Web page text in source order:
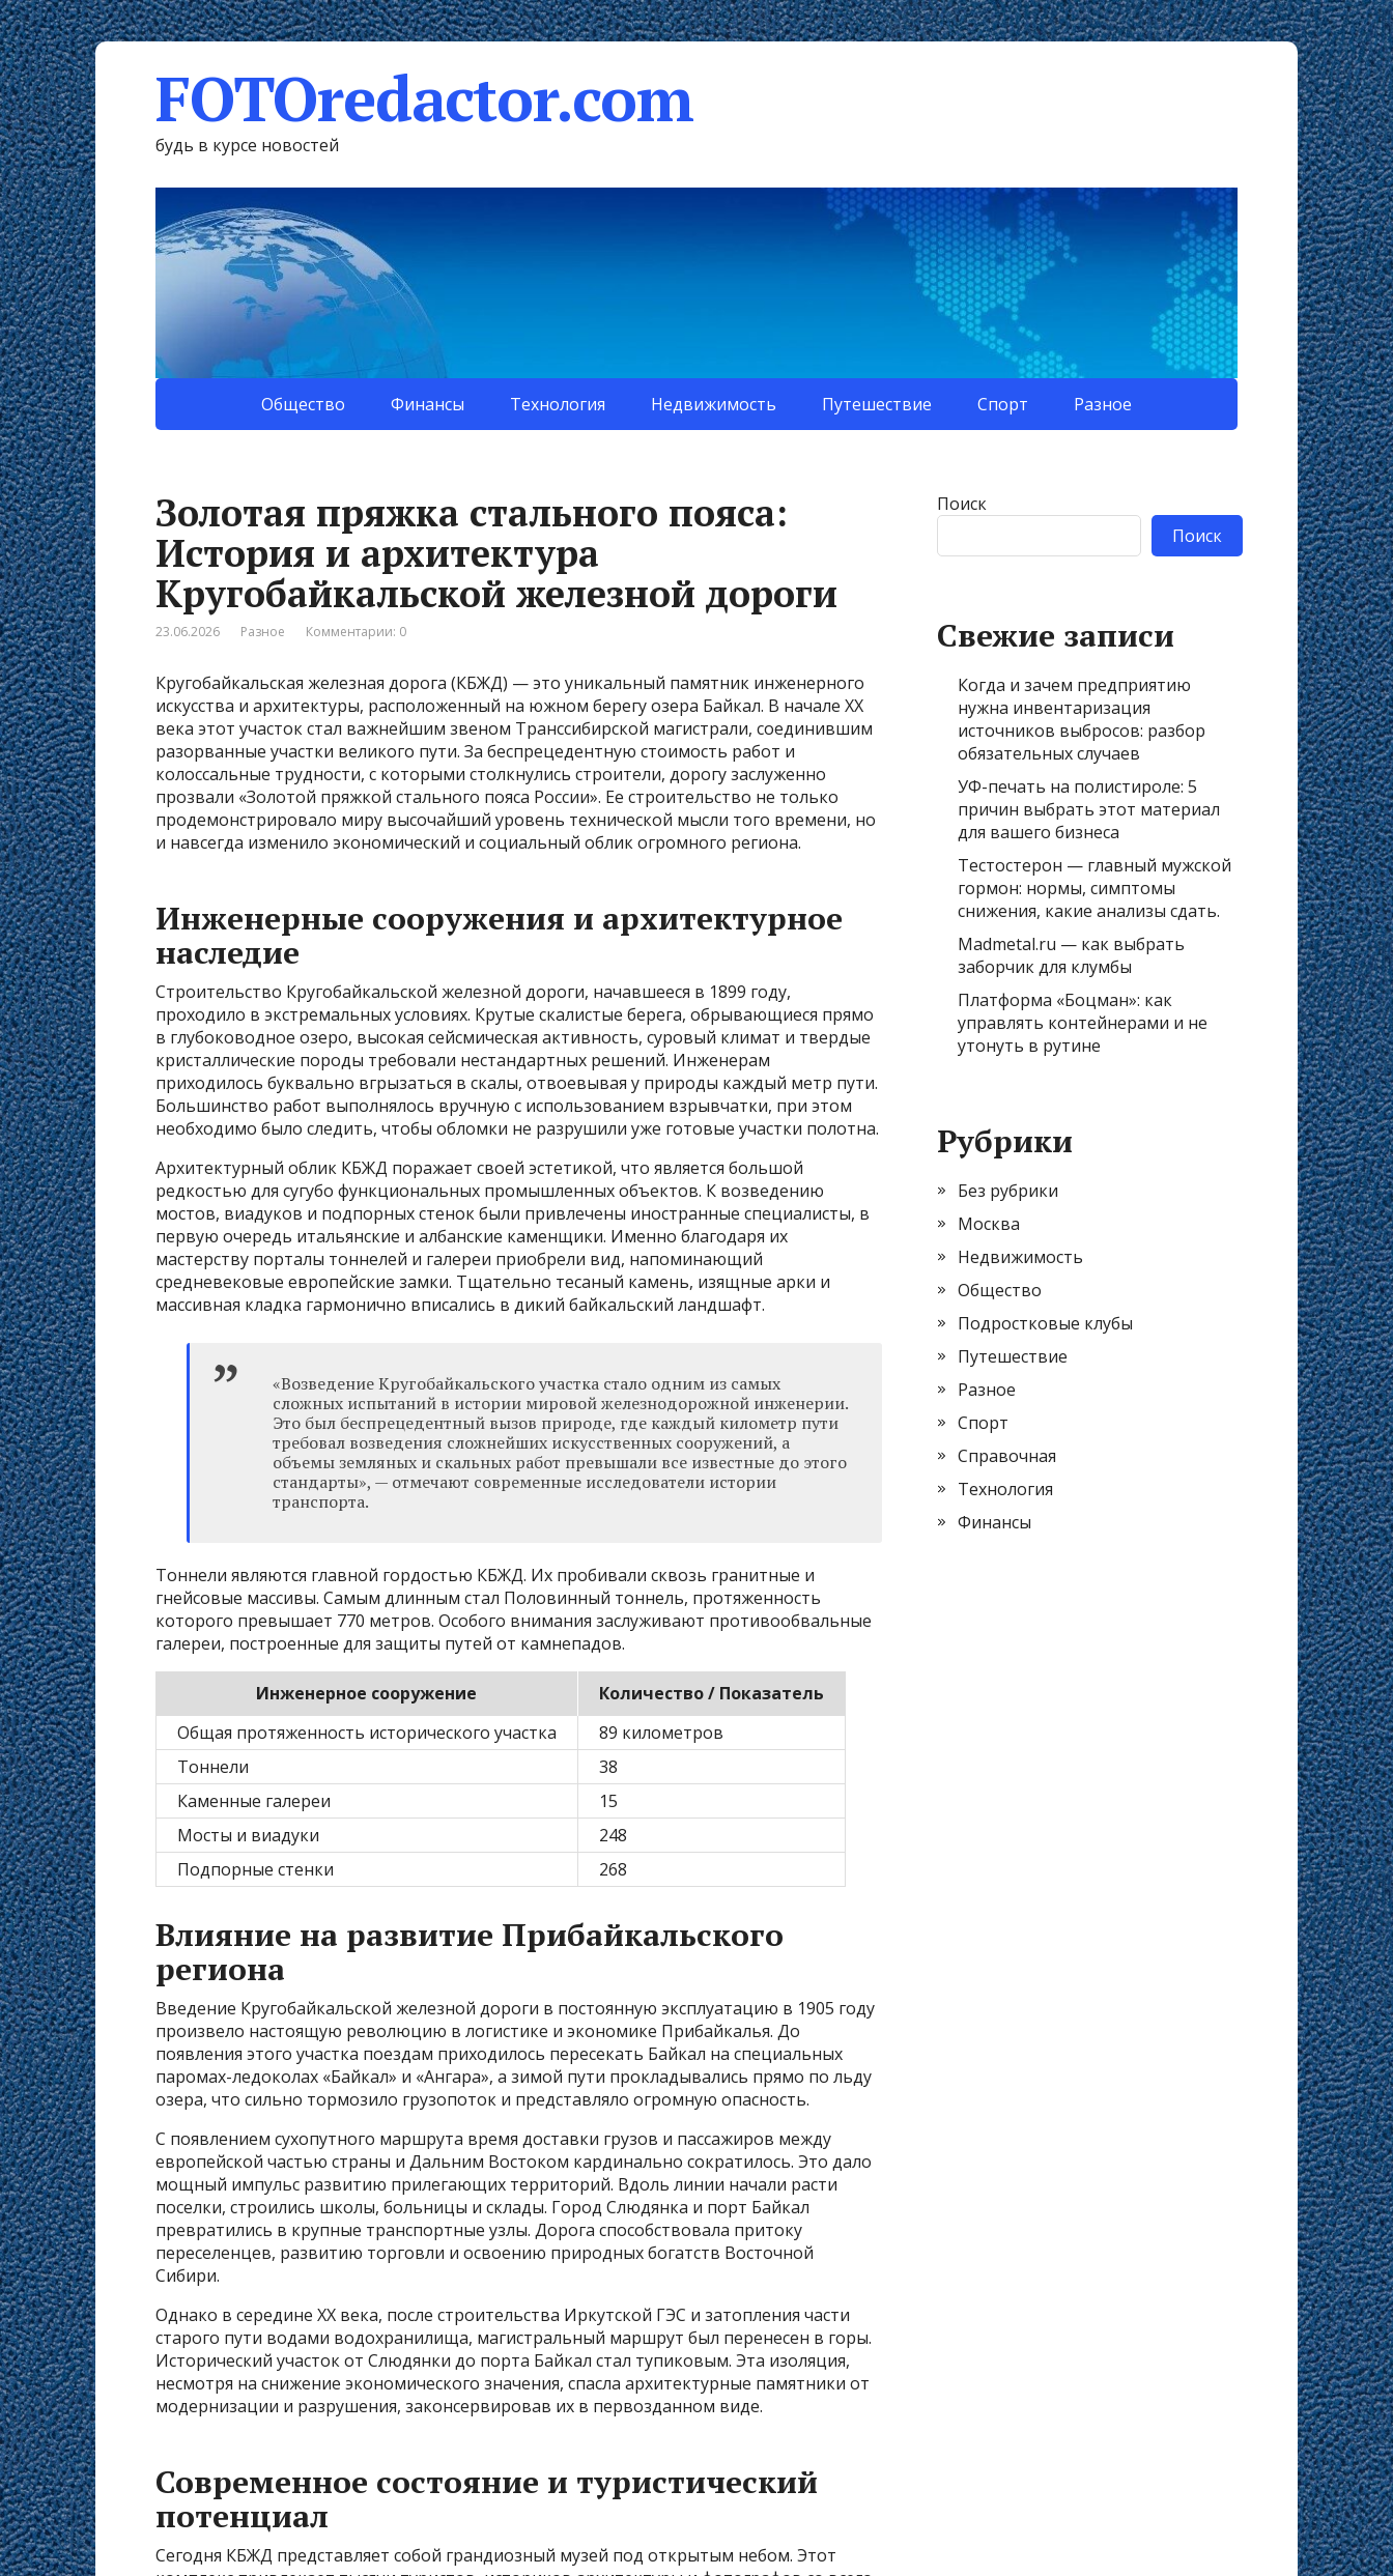
FOTOredactor.com
будь в курсе новостей
Общество Финансы Технология Недвижимость Путешествие Спорт Разное
Золотая пряжка стального пояса:
История и архитектура
Кругобайкальской железной дороги
23.06.2026 Разное Комментарии: 0
Кругобайкальская железная дорога (КБЖД) — это уникальный памятник инженерного
искусства и архитектуры, расположенный на южном берегу озера Байкал. В начале XX
века этот участок стал важнейшим звеном Транссибирской магистрали, соединившим
разорванные участки великого пути. За беспрецедентную стоимость работ и
колоссальные трудности, с которыми столкнулись строители, дорогу заслуженно
прозвали «Золотой пряжкой стального пояса России». Ее строительство не только
продемонстрировало миру высочайший уровень технической мысли того времени, но
и навсегда изменило экономический и социальный облик огромного региона.
Инженерные сооружения и архитектурное
наследие
Строительство Кругобайкальской железной дороги, начавшееся в 1899 году,
проходило в экстремальных условиях. Крутые скалистые берега, обрывающиеся прямо
в глубоководное озеро, высокая сейсмическая активность, суровый климат и твердые
кристаллические породы требовали нестандартных решений. Инженерам
приходилось буквально вгрызаться в скалы, отвоевывая у природы каждый метр пути.
Большинство работ выполнялось вручную с использованием взрывчатки, при этом
необходимо было следить, чтобы обломки не разрушили уже готовые участки полотна.
Архитектурный облик КБЖД поражает своей эстетикой, что является большой
редкостью для сугубо функциональных промышленных объектов. К возведению
мостов, виадуков и подпорных стенок были привлечены иностранные специалисты, в
первую очередь итальянские и албанские каменщики. Именно благодаря их
мастерству порталы тоннелей и галереи приобрели вид, напоминающий
средневековые европейские замки. Тщательно тесаный камень, изящные арки и
массивная кладка гармонично вписались в дикий байкальский ландшафт.
«Возведение Кругобайкальского участка стало одним из самых
сложных испытаний в истории мировой железнодорожной инженерии.
Это был беспрецедентный вызов природе, где каждый километр пути
требовал возведения сложнейших искусственных сооружений, а
объемы земляных и скальных работ превышали все известные до этого
стандарты», — отмечают современные исследователи истории
транспорта.
Тоннели являются главной гордостью КБЖД. Их пробивали сквозь гранитные и
гнейсовые массивы. Самым длинным стал Половинный тоннель, протяженность
которого превышает 770 метров. Особого внимания заслуживают противообвальные
галереи, построенные для защиты путей от камнепадов.
Инженерное сооружение
Количество / Показатель
Общая протяженность исторического участка
89 километров
Тоннели
38
Каменные галереи
15
Мосты и виадуки
248
Подпорные стенки
268
Влияние на развитие Прибайкальского
региона
Введение Кругобайкальской железной дороги в постоянную эксплуатацию в 1905 году
произвело настоящую революцию в логистике и экономике Прибайкалья. До
появления этого участка поездам приходилось пересекать Байкал на специальных
паромах-ледоколах «Байкал» и «Ангара», а зимой пути прокладывались прямо по льду
озера, что сильно тормозило грузопоток и представляло огромную опасность.
С появлением сухопутного маршрута время доставки грузов и пассажиров между
европейской частью страны и Дальним Востоком кардинально сократилось. Это дало
мощный импульс развитию прилегающих территорий. Вдоль линии начали расти
поселки, строились школы, больницы и склады. Город Слюдянка и порт Байкал
превратились в крупные транспортные узлы. Дорога способствовала притоку
переселенцев, развитию торговли и освоению природных богатств Восточной
Сибири.
Однако в середине XX века, после строительства Иркутской ГЭС и затопления части
старого пути водами водохранилища, магистральный маршрут был перенесен в горы.
Исторический участок от Слюдянки до порта Байкал стал тупиковым. Эта изоляция,
несмотря на снижение экономического значения, спасла архитектурные памятники от
модернизации и разрушения, законсервировав их в первозданном виде.
Современное состояние и туристический
потенциал
Сегодня КБЖД представляет собой грандиозный музей под открытым небом. Этот
Поиск
Поиск
Свежие записи
Когда и зачем предприятию
нужна инвентаризация
источников выбросов: разбор
обязательных случаев
УФ-печать на полистироле: 5
причин выбрать этот материал
для вашего бизнеса
Тестостерон — главный мужской
гормон: нормы, симптомы
снижения, какие анализы сдать.
Madmetal.ru — как выбрать
заборчик для клумбы
Платформа «Боцман»: как
управлять контейнерами и не
утонуть в рутине
Рубрики
Без рубрики
Москва
Недвижимость
Общество
Подростковые клубы
Путешествие
Разное
Спорт
Справочная
Технология
Финансы